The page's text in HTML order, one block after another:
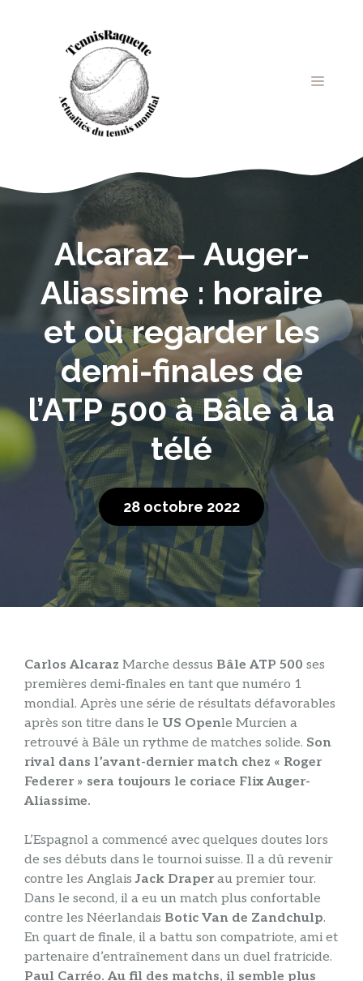
MENU
Alcaraz – Auger-
Aliassime : horaire
et où regarder les
demi-finales de
l’ATP 500 à Bâle à la
télé
28 octobre 2022
Carlos Alcaraz Marche dessus Bâle ATP 500 ses
premières demi-finales en tant que numéro 1
mondial. Après une série de résultats défavorables
après son titre dans le US Openle Murcien a
retrouvé à Bâle un rythme de matches solide. Son
rival dans l’avant-dernier match chez « Roger
Federer » sera toujours le coriace Flix Auger-
Aliassime.
L’Espagnol a commencé avec quelques doutes lors
de ses débuts dans le tournoi suisse. Il a dû revenir
contre les Anglais Jack Draperau premier tour.
Dans le second, il a eu un match plus confortable
contre les Néerlandais Botic Van de Zandchulp.
En quart de finale, il a battu son compatriote, ami et
partenaire d’entraînement dans un duel fratricide.
Paul Carréo. Au fil des matchs, il semble plus